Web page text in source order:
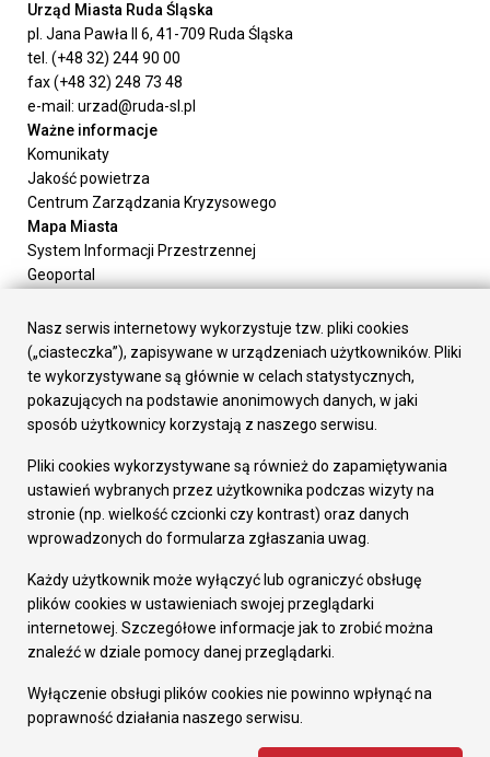
Urząd Miasta Ruda Śląska
pl. Jana Pawła II 6, 41-709 Ruda Śląska
tel. (+48 32) 244 90 00
fax (+48 32) 248 73 48
e-mail: urzad@ruda-sl.pl
Ważne informacje
Komunikaty
Jakość powietrza
Centrum Zarządzania Kryzysowego
Mapa Miasta
System Informacji Przestrzennej
Geoportal
Załatw sprawę
Prezydent Miasta
Rada Miasta
Wydziały
Elektroniczna Skrzynka Podawcza
Gospodarka
Fundusze europejskie
Środki krajowe
Oferty inwestycyjne
Pozostałe
Deklaracja dostępności
Dane osobowe
Dodaj opinię o witrynie
Nasz serwis internetowy wykorzystuje tzw. pliki cookies
(„ciasteczka”), zapisywane w urządzeniach użytkowników. Pliki
te wykorzystywane są głównie w celach statystycznych,
pokazujących na podstawie anonimowych danych, w jaki
sposób użytkownicy korzystają z naszego serwisu.
Pliki cookies wykorzystywane są również do zapamiętywania
ustawień wybranych przez użytkownika podczas wizyty na
stronie (np. wielkość czcionki czy kontrast) oraz danych
wprowadzonych do formularza zgłaszania uwag.
Każdy użytkownik może wyłączyć lub ograniczyć obsługę
plików cookies w ustawieniach swojej przeglądarki
internetowej. Szczegółowe informacje jak to zrobić można
znaleźć w dziale pomocy danej przeglądarki.
Wyłączenie obsługi plików cookies nie powinno wpłynąć na
poprawność działania naszego serwisu.